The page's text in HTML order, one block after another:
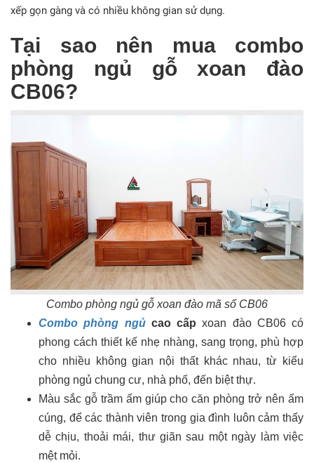
xếp gọn gàng và có nhiều không gian sử dụng.
Tại sao nên mua combo
phòng ngủ gỗ xoan đào
CB06?
Combo phòng ngủ gỗ xoan đào mã số CB06
Combo phòng ngủcao cấp xoan đào CB06 có
phong cách thiết kế nhẹ nhàng, sang trọng, phù hợp
cho nhiều không gian nội thất khác nhau, từ kiểu
phòng ngủ chung cư, nhà phố, đến biệt thự.
Màu sắc gỗ trầm ấm giúp cho căn phòng trở nên ấm
cúng, để các thành viên trong gia đình luôn cảm thấy
dễ chịu, thoải mái, thư giãn sau một ngày làm việc
mệt mỏi.